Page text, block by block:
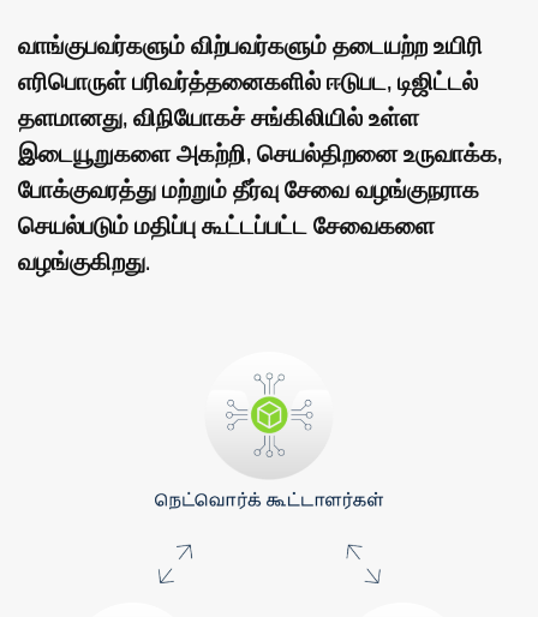
வாங்குபவர்களும் விற்பவர்களும் தடையற்ற உயிரி
எரிபொருள் பரிவர்த்தனைகளில் ஈடுபட, டிஜிட்டல்
தளமானது, விநியோகச் சங்கிலியில் உள்ள
இடையூறுகளை அகற்றி, செயல்திறனை உருவாக்க,
போக்குவரத்து மற்றும் தீர்வு சேவை வழங்குநராக
செயல்படும் மதிப்பு கூட்டப்பட்ட சேவைகளை
வழங்குகிறது.